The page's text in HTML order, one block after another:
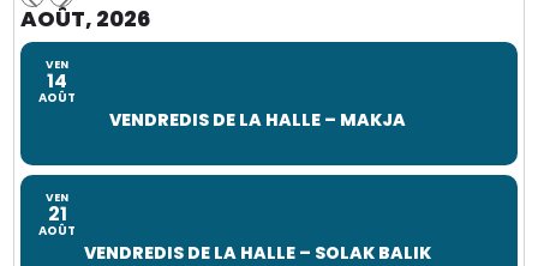
AOÛT, 2026
VEN
14
AOÛT
VENDREDIS DE LA HALLE – MAKJA
VEN
21
AOÛT
VENDREDIS DE LA HALLE – SOLAK BALIK